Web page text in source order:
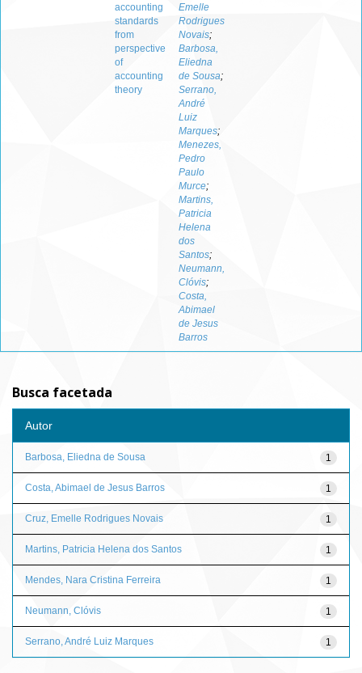
accounting
standards
from
perspective
of
accounting
theory
Emelle
Rodrigues
Novais;
Barbosa,
Eliedna
de Sousa;
Serrano,
André
Luiz
Marques;
Menezes,
Pedro
Paulo
Murce;
Martins,
Patricia
Helena
dos
Santos;
Neumann,
Clóvis;
Costa,
Abimael
de Jesus
Barros
Busca facetada
Autor
1
Barbosa, Eliedna de Sousa
1
Costa, Abimael de Jesus Barros
1
Cruz, Emelle Rodrigues Novais
1
Martins, Patricia Helena dos Santos
1
Mendes, Nara Cristina Ferreira
1
Neumann, Clóvis
1
Serrano, André Luiz Marques